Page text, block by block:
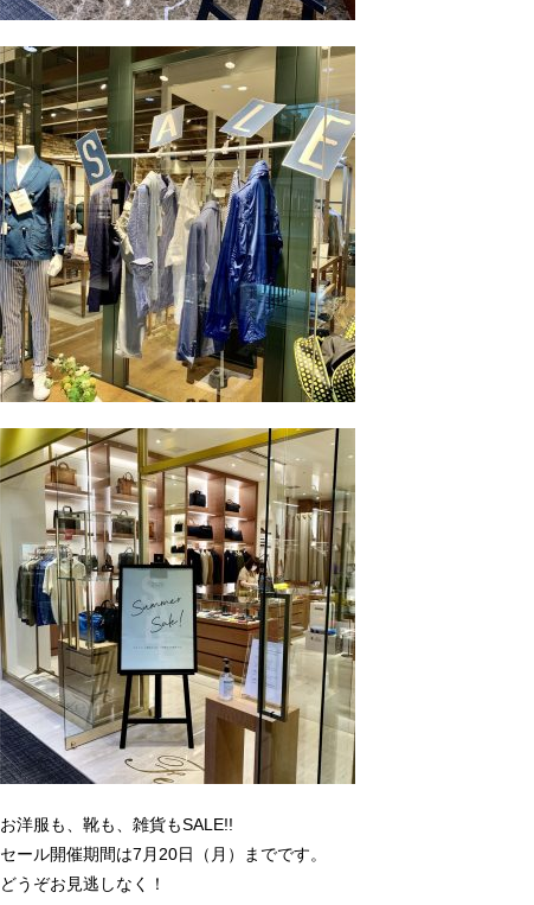
お洋服も、靴も、雑貨もSALE!!
セール開催期間は7月20日（月）までです。
どうぞお見逃しなく！